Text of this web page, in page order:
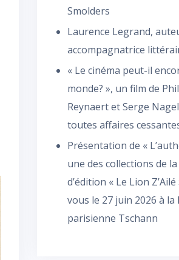
Smolders
Laurence Legrand,
accompagnatrice
« Le cinéma peut-il
monde? », un film de
Reynaert et Serge
toutes affaires
Présentation de «
une des collections de
d’édition « Le Lion
vous le 27 juin 2026 à
parisienne Tschann